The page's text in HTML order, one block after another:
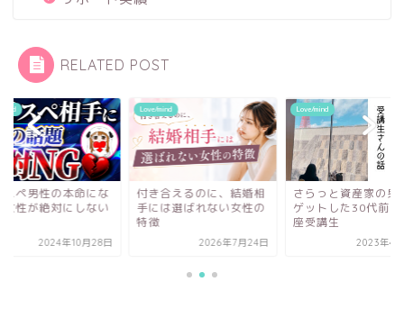
RELATED POST
mind
合えるのに、結婚相
は選ばれない女性の
2026年7月24日
Love/mind
さらっと資産家の男性を
ゲットした30代前半の講
座受講生
2023年4月12日
Love/mind
ハイスペ男性の本
れる女性が絶対に
話題
2024年10